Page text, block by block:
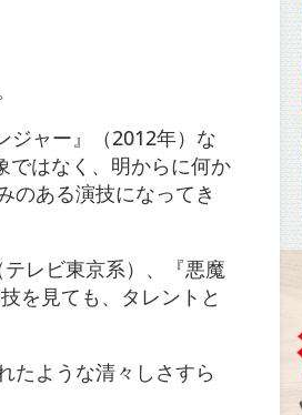
ジャー』（2012年）な
ではなく、明からに何か
のある演技になってき
レビ東京系）、『悪魔
を見ても、タレントと
たような清々しさすら